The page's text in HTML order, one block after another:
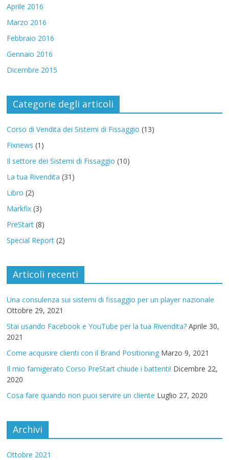
Aprile 2016
Marzo 2016
Febbraio 2016
Gennaio 2016
Dicembre 2015
Categorie degli articoli
Corso di Vendita dei Sistemi di Fissaggio (13)
Fixnews (1)
Il settore dei Sistemi di Fissaggio (10)
La tua Rivendita (31)
Libro (2)
Markfix (3)
PreStart (8)
Special Report (2)
Articoli recenti
Una consulenza sui sistemi di fissaggio per un player nazionale
Ottobre 29, 2021
Stai usando Facebook e YouTube per la tua Rivendita? Aprile 30,
2021
Come acquisire clienti con il Brand Positioning Marzo 9, 2021
Il mio famigerato Corso PreStart chiude i battenti! Dicembre 22,
2020
Cosa fare quando non puoi servire un cliente Luglio 27, 2020
Archivi
Ottobre 2021